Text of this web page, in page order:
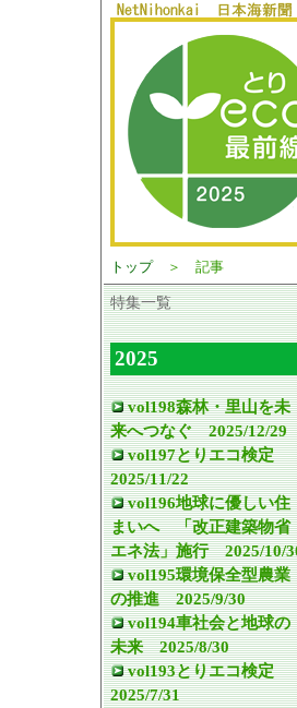
トップ＞ 記事
特集一覧
2025
vol198森林・里山を未
来へつなぐ 2025/12/29
vol197とりエコ検定
2025/11/22
vol196地球に優しい住
まいへ 「改正建築物省
エネ法」施行 2025/10/
vol195環境保全型農業
の推進 2025/9/30
vol194車社会と地球の
未来 2025/8/30
vol193とりエコ検定
2025/7/31